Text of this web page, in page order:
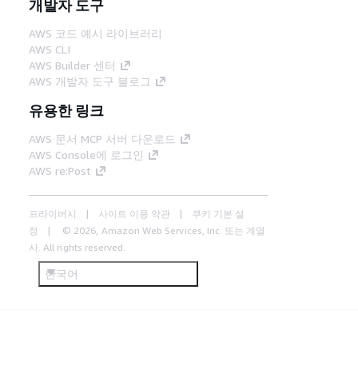
개발자 도구
AWS 코드 예시 라이브러리
AWS CLI
AWS Builder 센터
AWS 개발자 도구 블로그
유용한 링크
AWS 문서 MCP 서버 다운로드
AWS Console에 로그인
AWS re:Post
프라이버시 사이트 이용 약관
쿠키 기본 설
정
© 2026, Amazon Web Services, Inc. 또는 계열
사. All rights reserved.
한국어